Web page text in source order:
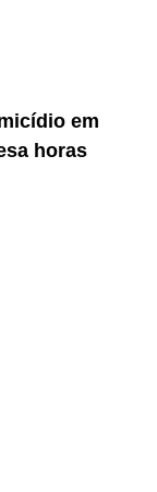
em
horas